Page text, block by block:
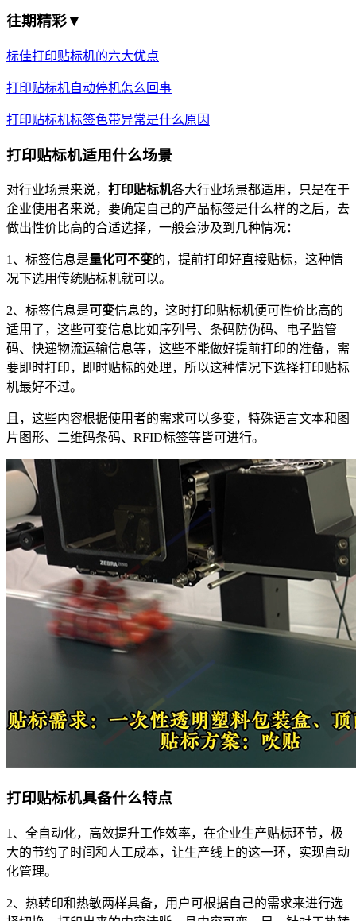
往期精彩▼
标佳打印贴标机的六大优点
打印贴标机自动停机怎么回事
打印贴标机标签色带异常是什么原因
打印贴标机适用什么场景
对行业场景来说， 打印贴标机各大行业场景都适用，只是在于
企业使用者来说，要确定自己的产品标签是什么样的之后，去
做出性价比高的合适选择，一般会涉及到几种情况：
1、标签信息是量化可不变的，提前打印好直接贴标，这种情
况下选用传统贴标机就可以。
2、标签信息是可变信息的，这时打印贴标机便可性价比高的
适用了，这些可变信息比如序列号、条码防伪码、电子监管
码、快递物流运输信息等，这些不能做好提前打印的准备，需
要即时打印，即时贴标的处理，所以这种情况下选择打印贴标
机最好不过。
且，这些内容根据使用者的需求可以多变，特殊语言文本和图
片图形、二维码条码、RFID标签等皆可进行。
打印贴标机具备什么特点
1、全自动化，高效提升工作效率，在企业生产贴标环节，极
大的节约了时间和人工成本，让生产线上的这一环，实现自动
化管理。
2、热转印和热敏两样具备，用户可根据自己的需求来进行选